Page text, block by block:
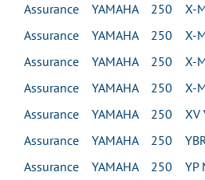
Assurance YAMAHA 250 X-
Assurance YAMAHA 250 X-
Assurance YAMAHA 250 X-
Assurance YAMAHA 250 X-
Assurance YAMAHA 250 XV
Assurance YAMAHA 250
Assurance YAMAHA 250 YP